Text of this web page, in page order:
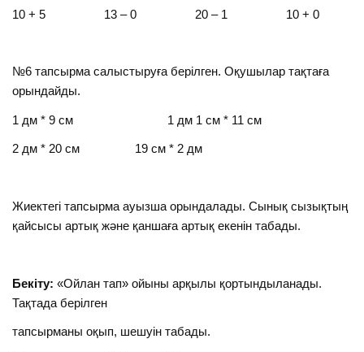
10 + 5 13 – 0 20 – 1 10 + 0
№6 тапсырма салыстыруға берілген. Оқушылар тақтаға
орындайды.
1 дм * 9 см 1 дм 1 см * 11 см
2 дм * 20 см 19 см * 2 дм
Жиектегі тапсырма ауызша орындалады. Сынық сызықтың
қайсысы артық және қаншаға артық екенін табады.
Бекіту:«Ойлан тап» ойыны арқылы қортындыланады.
Тақтада берілген
тапсырманы оқып, шешуін табады.